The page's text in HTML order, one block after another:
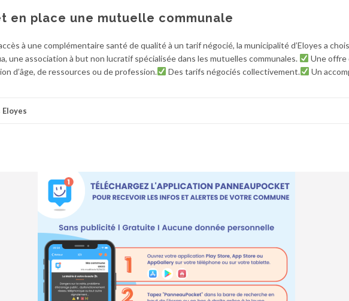
en place une mutuelle communale
à une complémentaire santé de qualité à un tarif négocié, la municipalité d’Eloyes a
une association à but non lucratif spécialisée dans les mutuelles communales.
Une offre
d’âge, de ressources ou de profession.
Des tarifs négociés collectivement.
Un
Eloyes